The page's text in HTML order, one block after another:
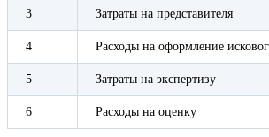
3 Затраты на представителя
4 Расходы на оформление
5 Затраты на экспертизу
6 Расходы на оценку